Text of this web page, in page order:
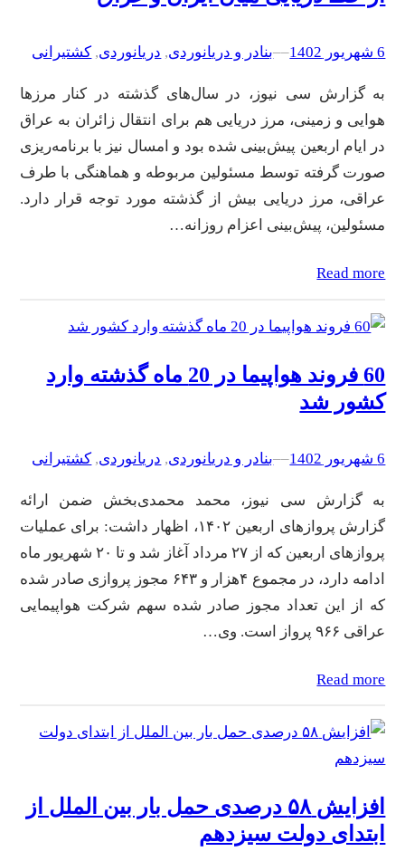
6 شهریور 1402 –
–بنادر و دریانوردی, دریانوردی, کشتیرانی
به گزارش سی نیوز، در سال‌های گذشته در کنار مرزها
هوایی و زمینی، مرز دریایی هم برای انتقال زائران به عراق
در ایام اربعین پیش‌بینی شده بود و امسال نیز با برنامه‌ریزی
صورت گرفته توسط مسئولین مربوطه و هماهنگی با طرف
عراقی، مرز دریایی بیش از گذشته مورد توجه قرار دارد.
مسئولین، پیش‌بینی اعزام روزانه…
Read more
60 فروند هواپیما در 20 ماه گذشته وارد
کشور شد
6 شهریور 1402 –
–بنادر و دریانوردی, دریانوردی, کشتیرانی
به گزارش سی نیوز، محمد محمدی‌بخش ضمن ارائه
گزارش پروازهای اربعین ۱۴۰۲، اظهار داشت: برای عملیات
پروازهای اربعین که از ۲۷ مرداد‌ آغاز شد و تا ۲۰ شهریور ماه
ادامه دارد، در مجموع ۴هزار و ۶۴۳ مجوز پروازی صادر شده
که از این تعداد مجوز صادر شده سهم شرکت هواپیمایی
عراقی ۹۶۶ پرواز است. وی…
Read more
افزایش ۵۸ درصدی حمل بار بین الملل از
ابتدای دولت سیزدهم